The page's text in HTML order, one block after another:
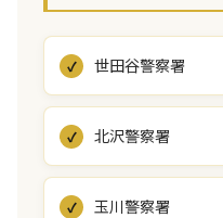
世田谷警察署
北沢警察署
玉川警察署